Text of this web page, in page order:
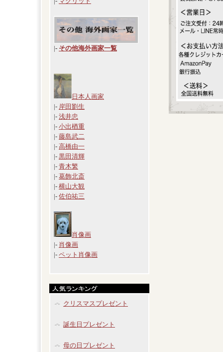
|- その他海外画家一覧
日本人画家
|- 岸田劉生
|- 浅井忠
|- 小出楢重
|- 藤島武二
|- 高橋由一
|- 黒田清輝
|- 青木繁
|- 葛飾北斎
|- 横山大観
|- 佐伯祐三
肖像画
|- 肖像画
|- ペット肖像画
クリスマスプレゼント
誕生日プレゼント
母の日プレゼント